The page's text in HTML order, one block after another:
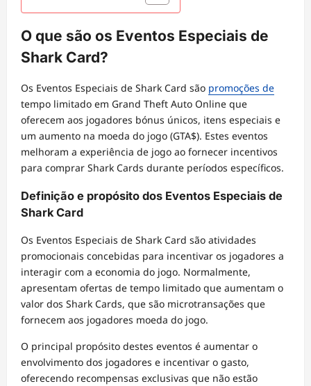
O que são os Eventos Especiais de
Shark Card?
Os Eventos Especiais de Shark Card são promoções de
tempo limitado em Grand Theft Auto Online que
oferecem aos jogadores bónus únicos, itens especiais e
um aumento na moeda do jogo (GTA$). Estes eventos
melhoram a experiência de jogo ao fornecer incentivos
para comprar Shark Cards durante períodos específicos.
Definição e propósito dos Eventos Especiais de
Shark Card
Os Eventos Especiais de Shark Card são atividades
promocionais concebidas para incentivar os jogadores a
interagir com a economia do jogo. Normalmente,
apresentam ofertas de tempo limitado que aumentam o
valor dos Shark Cards, que são microtransações que
fornecem aos jogadores moeda do jogo.
O principal propósito destes eventos é aumentar o
envolvimento dos jogadores e incentivar o gasto,
oferecendo recompensas exclusivas que não estão